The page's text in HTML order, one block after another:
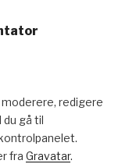
redigere
gå til
fra Gravatar.